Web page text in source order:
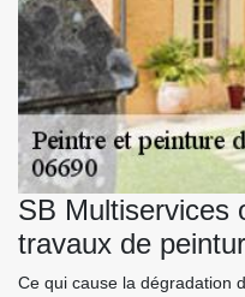
SB Multiservices
travaux de
Ce qui cause la dégradation